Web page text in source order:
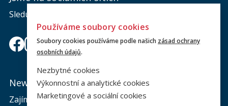
Sledujte nás a nic vám neunikne.
Newsletter
Zajímá vás dění na fakultě? Přihlaste se k odběru
Používáme soubory cookies
Soubory cookies používáme podle našich zásad ochrany
osobních údajů.
Nezbytné cookies
Výkonnostní a analytické cookies
Marketingové a sociální cookies